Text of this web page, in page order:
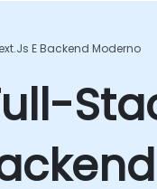
E Backend Moderno